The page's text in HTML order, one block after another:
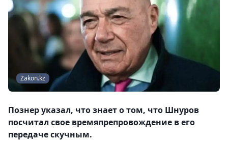
Zakon.kz
Познер указал, что знает о том, что Шнуров
посчитал свое времяпрепровождение в его
передаче скучным.